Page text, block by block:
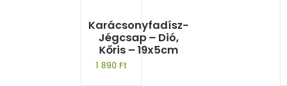
Karácsonyfadísz-
Jégcsap – Dió,
Kőris – 19x5cm
1 890 Ft